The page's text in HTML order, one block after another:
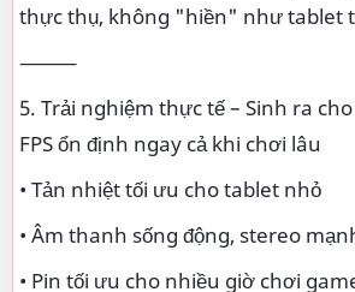
thực thụ, không "hiền" như tablet
⸻
5. Trải nghiệm thực tế – Sinh ra
FPS ổn định ngay cả khi chơi lâu
• Tản nhiệt tối ưu cho tablet nhỏ
• Âm thanh sống động, stereo
• Pin tối ưu cho nhiều giờ chơi